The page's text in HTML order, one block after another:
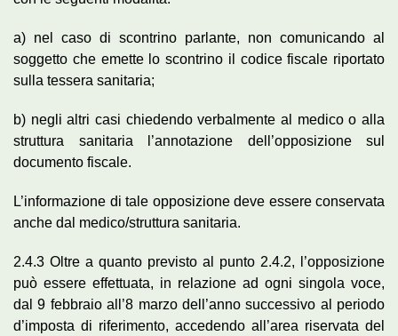
a) nel caso di scontrino parlante, non comunicando al
soggetto che emette lo scontrino il codice fiscale riportato
sulla tessera sanitaria;
b) negli altri casi chiedendo verbalmente al medico o alla
struttura sanitaria l’annotazione dell’opposizione sul
documento fiscale.
L’informazione di tale opposizione deve essere conservata
anche dal medico/struttura sanitaria.
2.4.3 Oltre a quanto previsto al punto 2.4.2, l’opposizione
può essere effettuata, in relazione ad ogni singola voce,
dal 9 febbraio all’8 marzo dell’anno successivo al periodo
d’imposta di riferimento, accedendo all’area riservata del